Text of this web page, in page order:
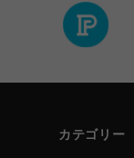
カテゴリー